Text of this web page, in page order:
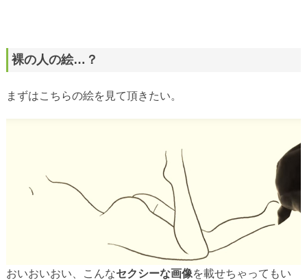
裸の人の絵…？
まずはこちらの絵を見て頂きたい。
おいおいおい、こんなセクシーな画像を載せちゃってもい